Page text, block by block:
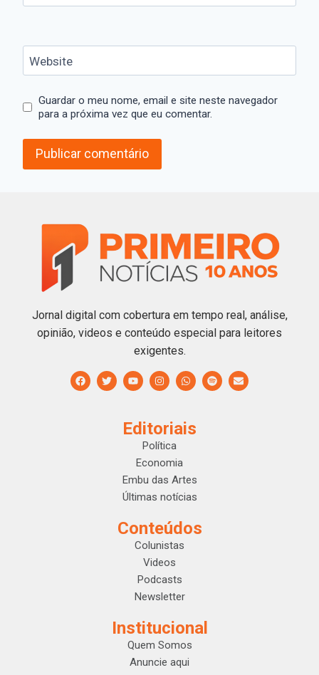
Website
Guardar o meu nome, email e site neste navegador
para a próxima vez que eu comentar.
Jornal digital com cobertura em tempo real, análise,
opinião, videos e conteúdo especial para leitores
exigentes.
Editoriais
Política
Economia
Embu das Artes
Últimas notícias
Conteúdos
Colunistas
Videos
Podcasts
Newsletter
Institucional
Quem Somos
Anuncie aqui